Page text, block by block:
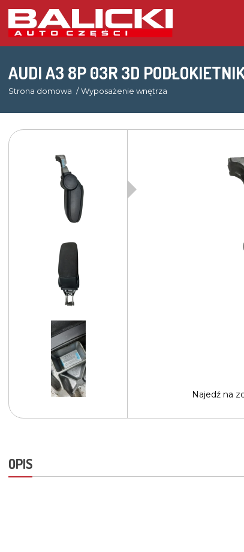
AUDI A3 8P 03R 3D
Strona domowa Wyposażenie wnętrza
Najedź na
OPIS